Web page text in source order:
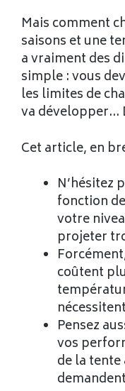
Mais comment
saisons et une
a vraiment des
simple : vous
les limites de
va développer…
Cet article, en
N’hésitez
fonction
votre
projeter
coûtent
Pensez
vos
de la